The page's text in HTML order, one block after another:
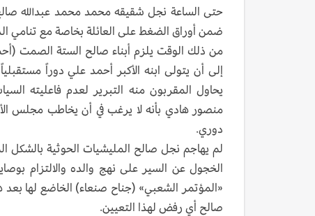
حتى الساعة نجل شقيقه محمد محمد عبدالله
ضمن أوراق الضغط على العائلة بخاصة مع تنامي
من ذلك الوقت يلزم أبناء صالح الستة الصمت
إلى أن يتولى ابنه الأكبر أحمد علي دوراً
يحاول المقربون منه التبرير لعدم فاعليته
منصور هادي بأنه لا يرغب في أن يخاطب مجلس
دوري.
لم يهاجم نجل صالح المليشيات الحوثية بالشكل
الخجول عن السير على نهج والده والالتزام
«المؤتمر الشعبي» (جناح صنعاء) الخاضع لها
صالح أي رفض لهذا التعيين.